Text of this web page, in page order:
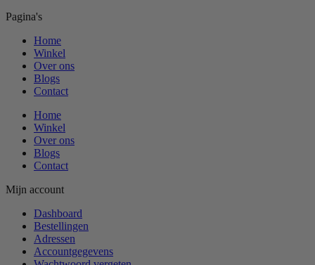
Pagina's
Home
Winkel
Over ons
Blogs
Contact
Home
Winkel
Over ons
Blogs
Contact
Mijn account
Dashboard
Bestellingen
Adressen
Accountgegevens